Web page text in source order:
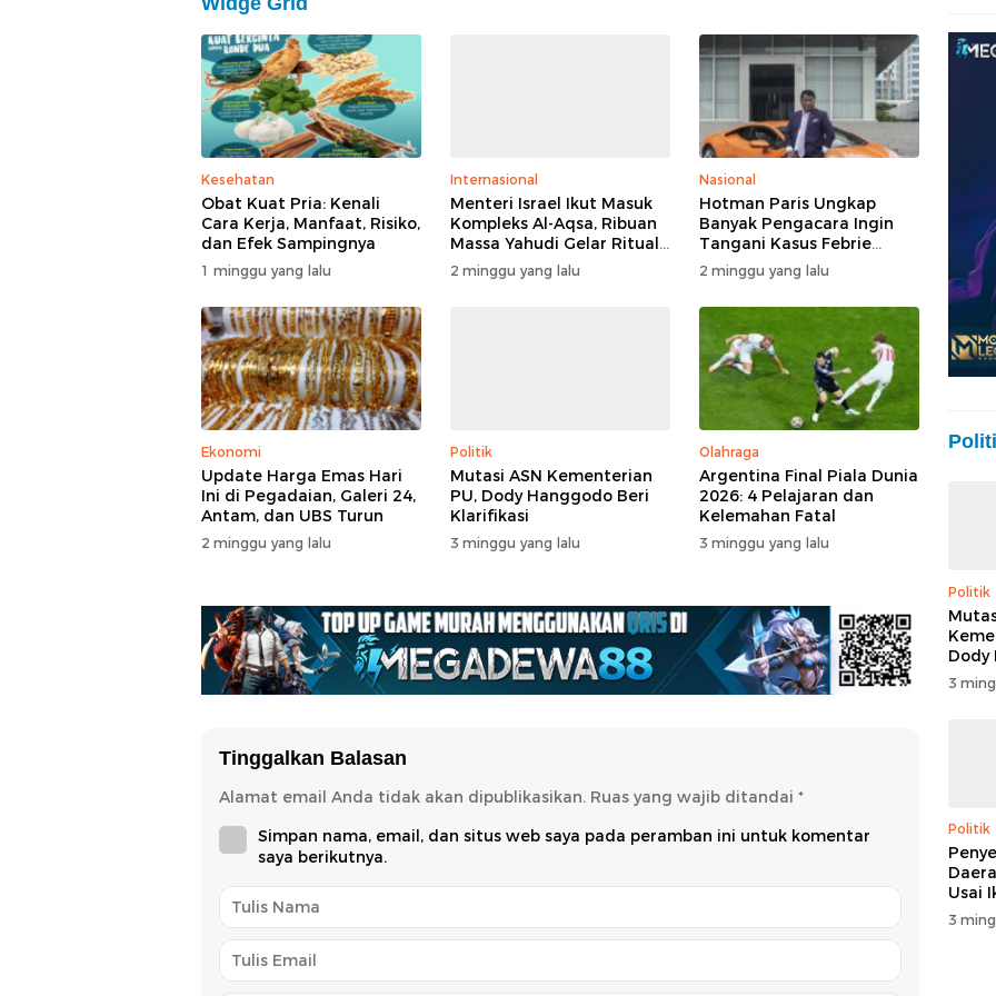
Kesehatan
Obat Kuat Pria: Kenali
Cara Kerja, Manfaat, Risiko,
dan Efek Sampingnya
1 minggu yang lalu
Internasional
Menteri Israel Ikut Masuk
Kompleks Al-Aqsa, Ribuan
Massa Yahudi Gelar Ritual
di Tengah Pengamanan
Polisi
2 minggu yang lalu
Nasional
Hotman Paris Ungkap
Banyak Pengacara Ingin
Tangani Kasus Febrie
Adriansyah: Disebut “The
Dream Case”
2 minggu yang lalu
Ekonomi
Update Harga Emas Hari
Ini di Pegadaian, Galeri 24,
Antam, dan UBS Turun
2 minggu yang lalu
Politik
Mutasi ASN Kementerian
PU, Dody Hanggodo Beri
Klarifikasi
3 minggu yang lalu
Olahraga
Argentina Final Piala Dunia
2026: 4 Pelajaran dan
Kelemahan Fatal
3 minggu yang lalu
Tinggalkan Balasan
Alamat email Anda tidak akan dipublikasikan. Ruas yang wajib ditandai *
Simpan nama, email, dan situs web saya pada peramban ini untuk komentar
saya berikutnya.
Politik
Dody
Beri
3
Politik
Usai
3